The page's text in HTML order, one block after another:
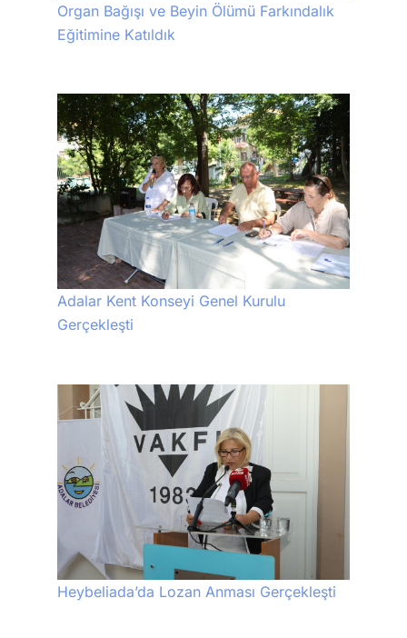
Organ Bağışı ve Beyin Ölümü Farkındalık
Eğitimine Katıldık
Adalar Kent Konseyi Genel Kurulu
Gerçekleşti
Heybeliada’da Lozan Anması Gerçekleşti